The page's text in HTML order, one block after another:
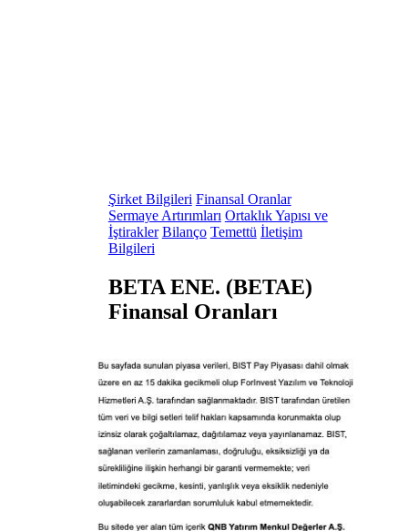
Şirket Bilgileri Finansal Oranlar
Sermaye Artırımları Ortaklık Yapısı ve
İştirakler Bilanço Temettü İletişim
Bilgileri
BETA ENE. (BETAE)
Finansal Oranları